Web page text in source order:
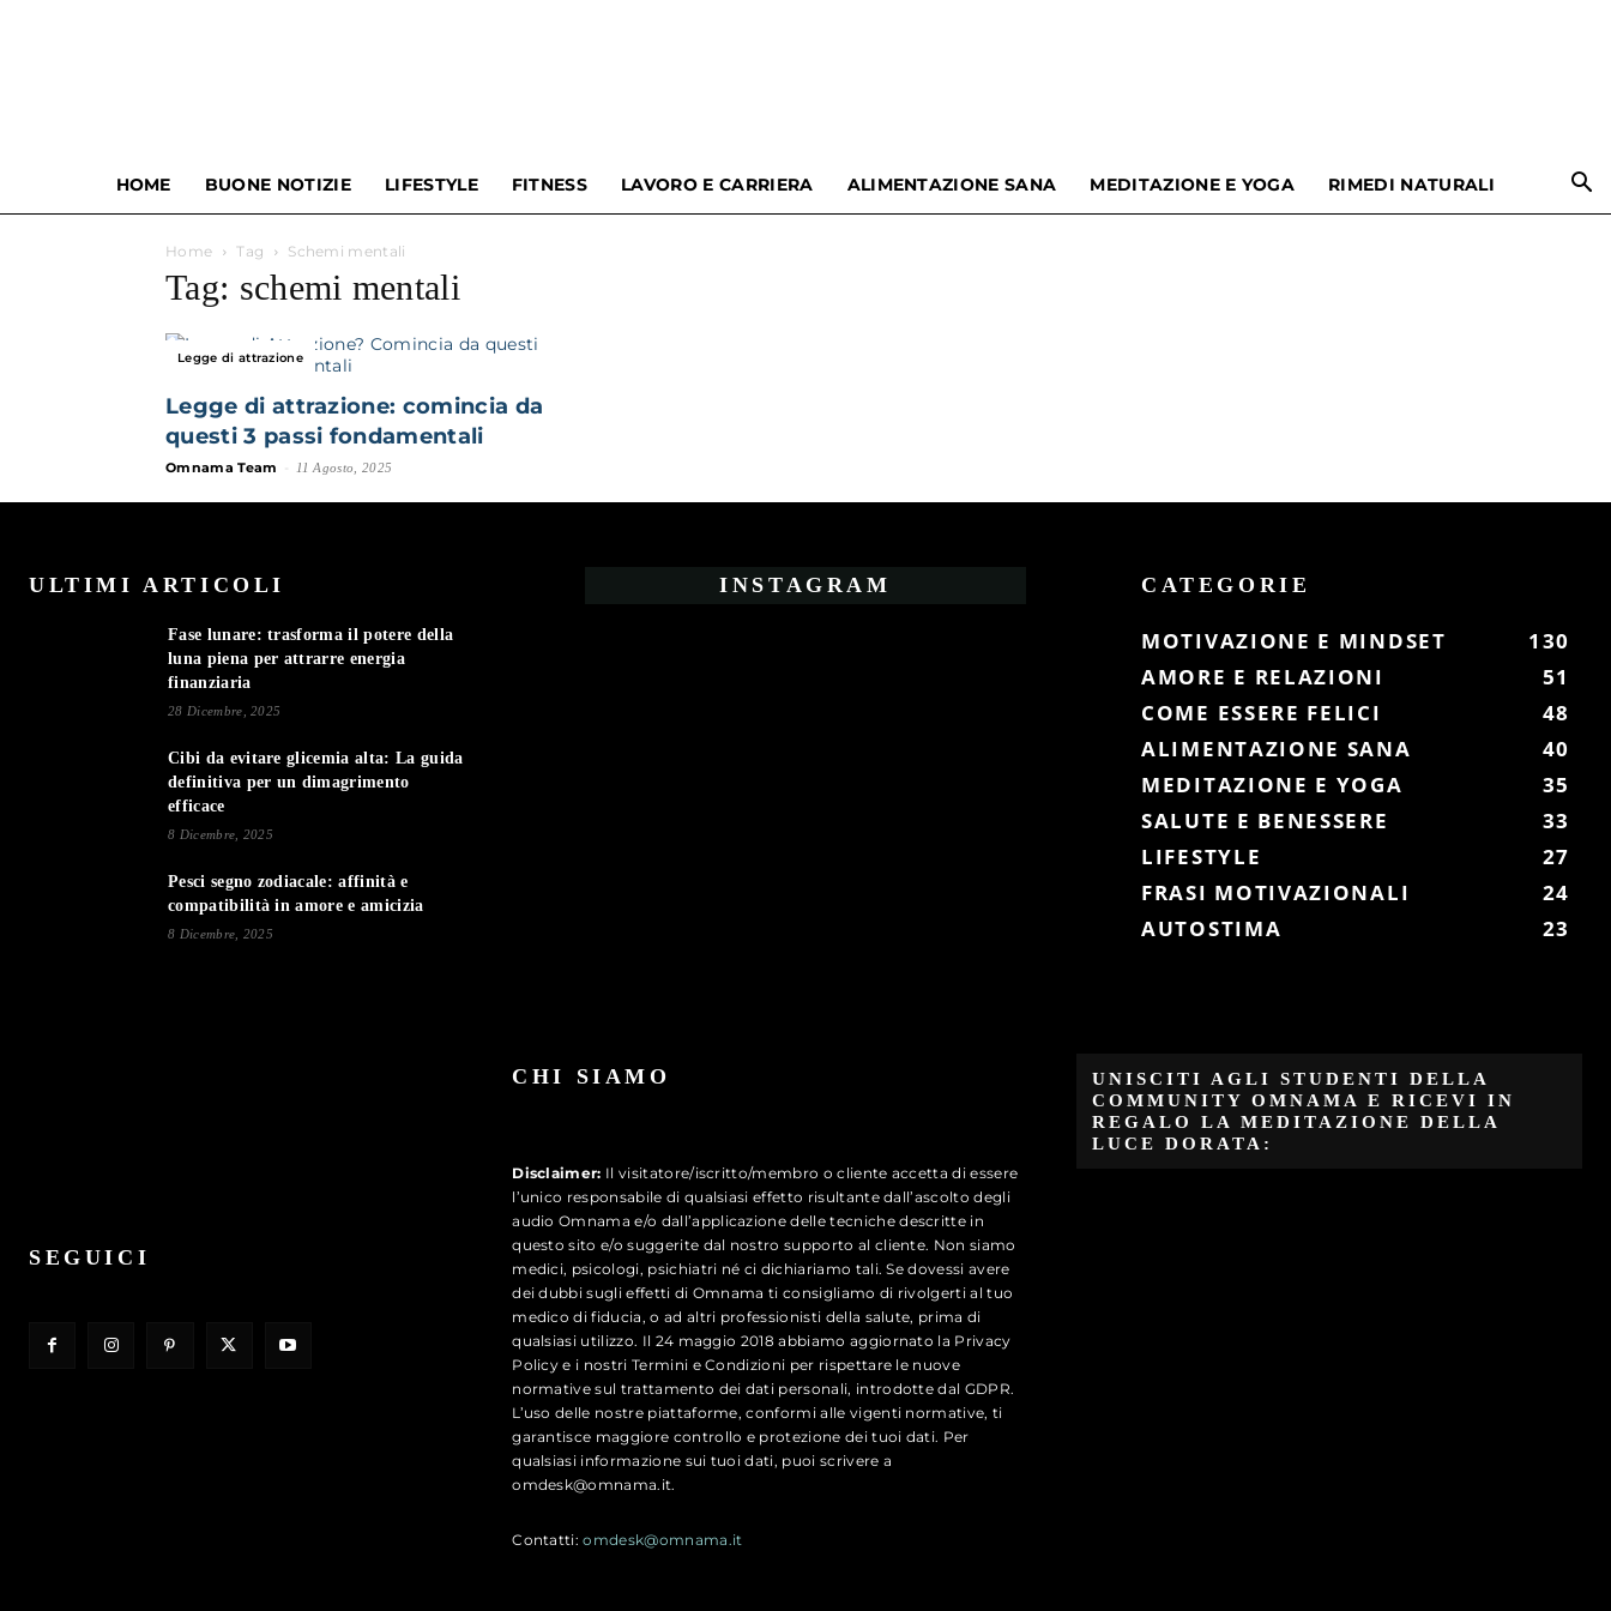
Omnama
|
Alimentazione
HOME BUONE NOTIZIE LIFESTYLE FITNESS LAVORO E CARRIERA ALIMENTAZIONE SANA MEDITAZIONE E YOGA RIMEDI NATURALI
Home Tag Schemi mentali
Tag: schemi mentali
Legge di attrazione
Legge di attrazione: comincia da
questi 3 passi fondamentali
Omnama Team 11 Agosto, 2025
ULTIMI ARTICOLI
Fase lunare: trasforma il potere della
luna piena per attrarre energia
finanziaria
28 Dicembre, 2025
Cibi da evitare glicemia alta: La guida
definitiva per un dimagrimento
efficace
8 Dicembre, 2025
Pesci segno zodiacale: affinità e
compatibilità in amore e amicizia
8 Dicembre, 2025
INSTAGRAM CATEGORIE
MOTIVAZIONE E MINDSET
130
AMORE E RELAZIONI
51
COME ESSERE FELICI
48
ALIMENTAZIONE SANA
40
MEDITAZIONE E YOGA
35
SALUTE E BENESSERE
33
LIFESTYLE
27
FRASI MOTIVAZIONALI
24
AUTOSTIMA
23
SEGUICI
CHI SIAMO
Disclaimer: Il visitatore/iscritto/membro o cliente accetta di essere
l’unico responsabile di qualsiasi effetto risultante dall’ascolto degli
audio Omnama e/o dall’applicazione delle tecniche descritte in
questo sito e/o suggerite dal nostro supporto al cliente. Non siamo
medici, psicologi, psichiatri né ci dichiariamo tali. Se dovessi avere
dei dubbi sugli effetti di Omnama ti consigliamo di rivolgerti al tuo
medico di fiducia, o ad altri professionisti della salute, prima di
qualsiasi utilizzo. Il 24 maggio 2018 abbiamo aggiornato la Privacy
Policy e i nostri Termini e Condizioni per rispettare le nuove
normative sul trattamento dei dati personali, introdotte dal GDPR.
L’uso delle nostre piattaforme, conformi alle vigenti normative, ti
garantisce maggiore controllo e protezione dei tuoi dati. Per
qualsiasi informazione sui tuoi dati, puoi scrivere a
omdesk@omnama.it.
Contatti:omdesk@omnama.it
UNISCITI AGLI STUDENTI DELLA
COMMUNITY OMNAMA E RICEVI IN
REGALO LA MEDITAZIONE DELLA
LUCE DORATA: